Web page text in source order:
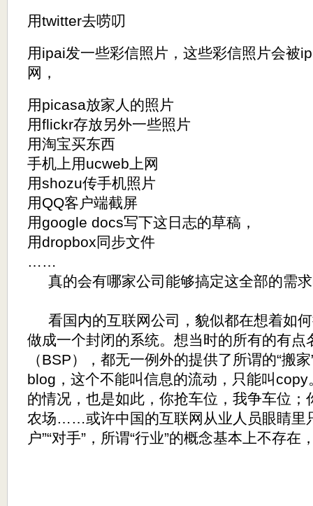
用twitter去唠叨
用ipai发一些彩信照片，这些彩信照片会被
网，
用picasa放家人的照片
用flickr存放另外一些照片
用淘宝买东西
手机上用ucweb上网
用shozu传手机照片
用QQ客户端截屏
用google docs写下这日志的草稿，
用dropbox同步文件
……
真的会有哪家公司能够搞定这全部的需
看国内的互联网公司，貌似都在想着如
做成一个封闭的系统。想当时的所有的有点
（BSP），都无一例外的提供了所谓的“搬
blog，这个不能叫信息的流动，只能叫
的情况，也是如此，你抢车位，我争车位；
农场……或许中国的互联网从业人员眼睛里
户”“对手”，所谓“行业”的概念基本上不存